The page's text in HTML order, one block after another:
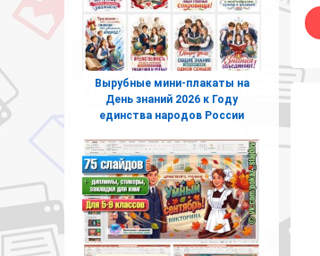
Вырубные мини-плакаты на
День знаний 2026 к Году
единства народов России